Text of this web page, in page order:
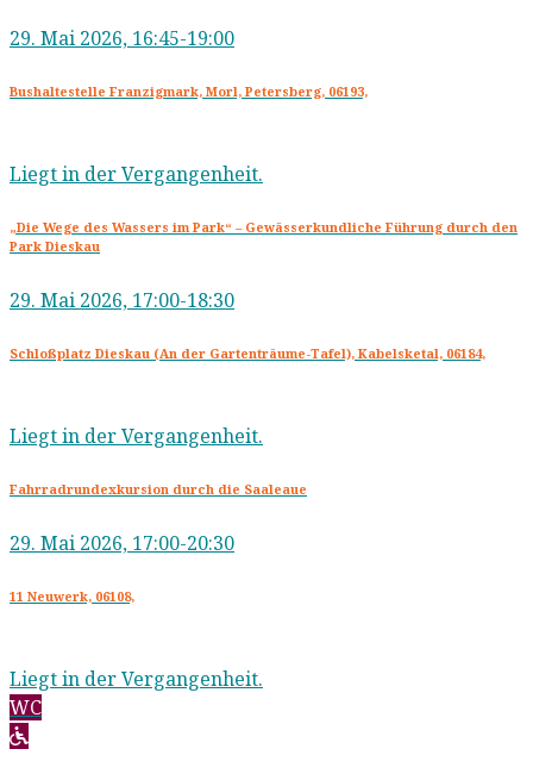
29. Mai 2026, 16:45-19:00
Bushaltestelle Franzigmark, Morl, Petersberg, 06193,
Liegt in der Vergangenheit.
„Die Wege des Wassers im Park“ – Gewässerkundliche Führung durch den
Park Dieskau
29. Mai 2026, 17:00-18:30
Schloßplatz Dieskau (An der Gartenträume-Tafel), Kabelsketal, 06184,
Liegt in der Vergangenheit.
Fahrradrundexkursion durch die Saaleaue
29. Mai 2026, 17:00-20:30
11 Neuwerk, 06108,
Liegt in der Vergangenheit.
WC